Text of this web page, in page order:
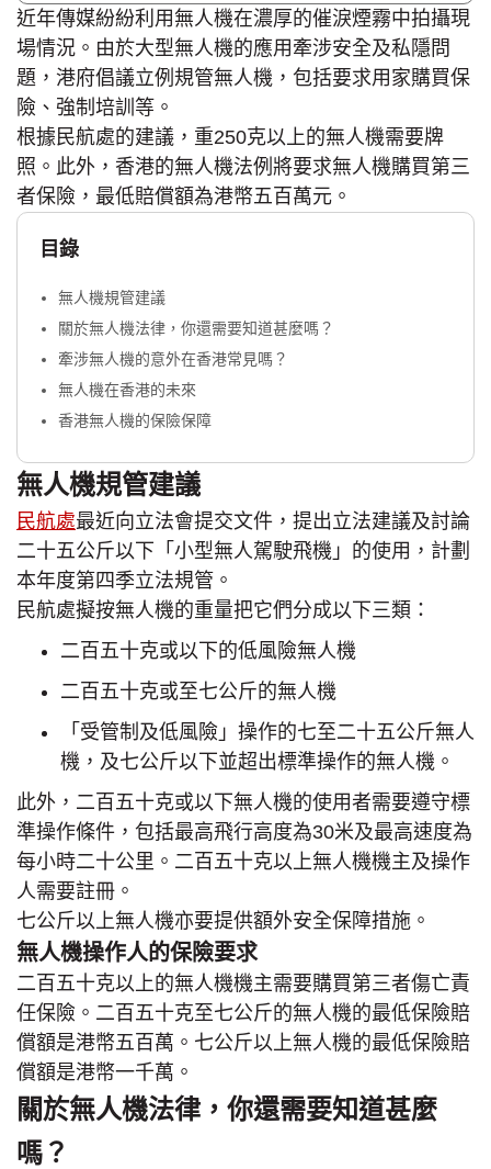
近年傳媒紛紛利用無人機在濃厚的催淚煙霧中拍攝現
場情況。由於大型無人機的應用牽涉安全及私隱問
題，港府倡議立例規管無人機，包括要求用家購買保
險、強制培訓等。
根據民航處的建議，重250克以上的無人機需要牌
照。此外，香港的無人機法例將要求無人機購買第三
者保險，最低賠償額為港幣五百萬元。
目錄
無人機規管建議
關於無人機法律，你還需要知道甚麼嗎？
牽涉無人機的意外在香港常見嗎？
無人機在香港的未來
香港無人機的保險保障
無人機規管建議
民航處最近向立法會提交文件，提出立法建議及討論
二十五公斤以下「小型無人駕駛飛機」的使用，計劃
本年度第四季立法規管。
民航處擬按無人機的重量把它們分成以下三類：
二百五十克或以下的低風險無人機
二百五十克或至七公斤的無人機
「受管制及低風險」操作的七至二十五公斤無人
機，及七公斤以下並超出標準操作的無人機。
此外，二百五十克或以下無人機的使用者需要遵守標
準操作條件，包括最高飛行高度為30米及最高速度為
每小時二十公里。二百五十克以上無人機機主及操作
人需要註冊。
七公斤以上無人機亦要提供額外安全保障措施。
無人機操作人的保險要求
二百五十克以上的無人機機主需要購買第三者傷亡責
任保險。二百五十克至七公斤的無人機的最低保險賠
償額是港幣五百萬。七公斤以上無人機的最低保險賠
償額是港幣一千萬。
關於無人機法律，你還需要知道甚麼
嗎？